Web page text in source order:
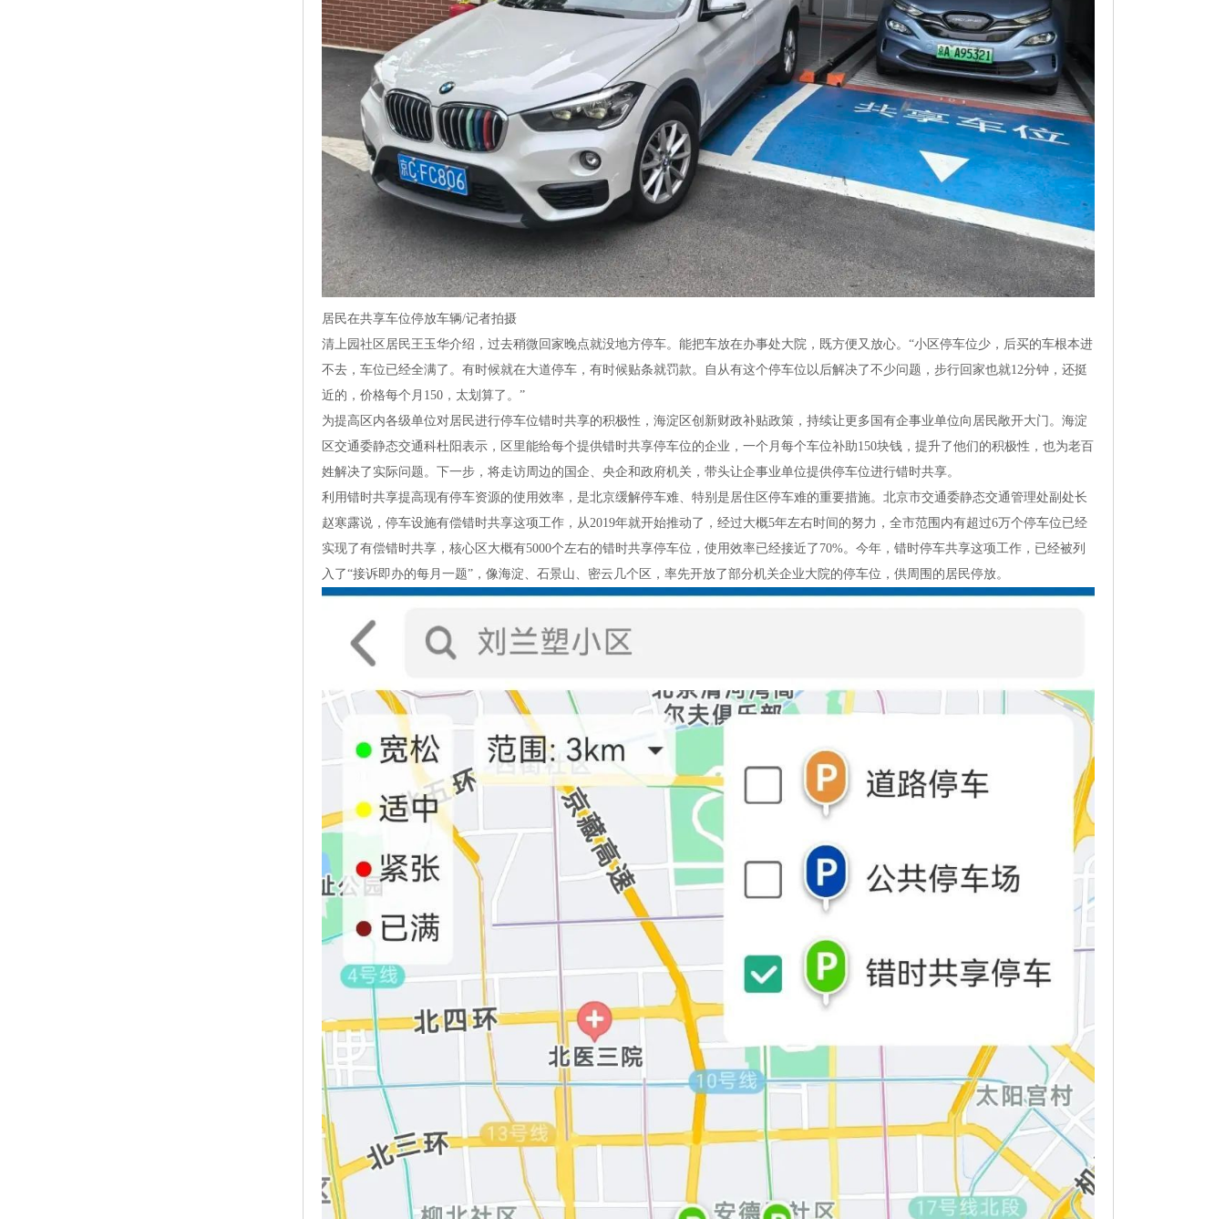
居民在共享车位停放车辆/记者拍摄
清上园社区居民王玉华介绍，过去稍微回家晚点就没地方停车。能把车放在办事处大院，既方便又放心。“小区停车位少，后买的车根本进
不去，车位已经全满了。有时候就在大道停车，有时候贴条就罚款。自从有这个停车位以后解决了不少问题，步行回家也就12分钟，还挺
近的，价格每个月150，太划算了。”
为提高区内各级单位对居民进行停车位错时共享的积极性，海淀区创新财政补贴政策，持续让更多国有企事业单位向居民敞开大门。海淀
区交通委静态交通科杜阳表示，区里能给每个提供错时共享停车位的企业，一个月每个车位补助150块钱，提升了他们的积极性，也为老百
姓解决了实际问题。下一步，将走访周边的国企、央企和政府机关，带头让企事业单位提供停车位进行错时共享。
利用错时共享提高现有停车资源的使用效率，是北京缓解停车难、特别是居住区停车难的重要措施。北京市交通委静态交通管理处副处长
赵寒露说，停车设施有偿错时共享这项工作，从2019年就开始推动了，经过大概5年左右时间的努力，全市范围内有超过6万个停车位已经
实现了有偿错时共享，核心区大概有5000个左右的错时共享停车位，使用效率已经接近了70%。今年，错时停车共享这项工作，已经被列
入了“接诉即办的每月一题”，像海淀、石景山、密云几个区，率先开放了部分机关企业大院的停车位，供周围的居民停放。